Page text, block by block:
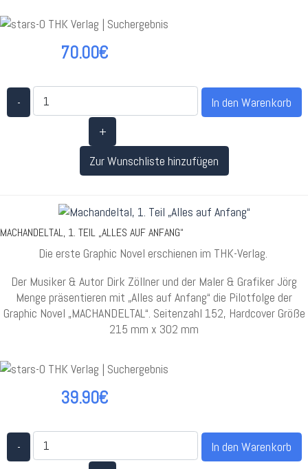
70.00€
-
+
Zur Wunschliste hinzufügen
MACHANDELTAL, 1. TEIL „ALLES AUF ANFANG“
Die erste Graphic Novel erschienen im THK-Verlag.
Der Musiker & Autor Dirk Zöllner und der Maler & Grafiker Jörg
Menge präsentieren mit „Alles auf Anfang“ die Pilotfolge der
Graphic Novel „MACHANDELTAL“. Seitenzahl 152, Hardcover Größe
215 mm x 302 mm
39.90€
-